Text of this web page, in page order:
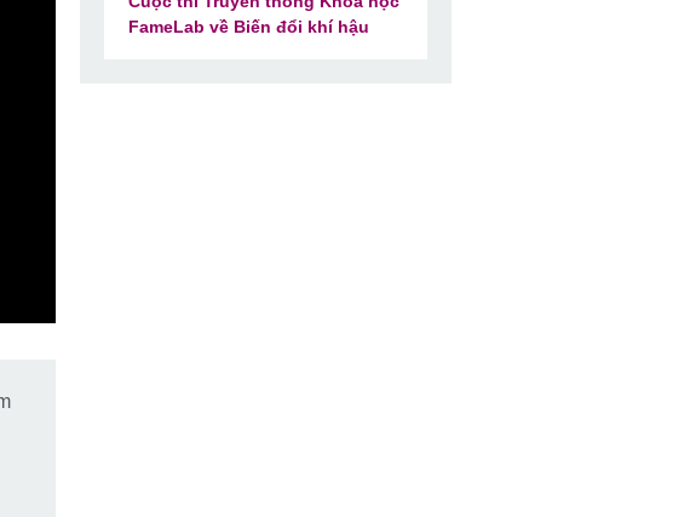
FameLab về Biến đổi khí hậu